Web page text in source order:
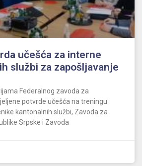
učešća za interne
službi za zapošljavanje
Federalnog zavoda za
potvrde učešća na treningu
kantonalnih službi, Zavoda za
Srpske i Zavoda